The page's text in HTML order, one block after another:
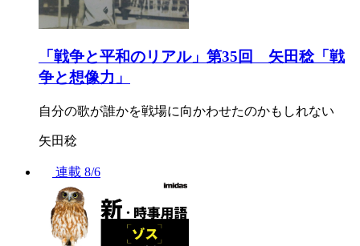
「戦争と平和のリアル」第35回 矢田稔「戦
争と想像力」
自分の歌が誰かを戦場に向かわせたのかもしれない
矢田稔
連載 8/6